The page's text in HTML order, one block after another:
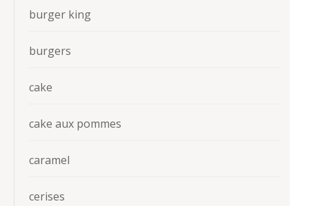
burger king
burgers
cake
cake aux pommes
caramel
cerises